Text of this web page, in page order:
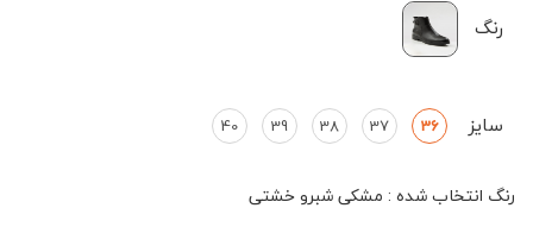
رنگ
سایز 36
37
38
39
40
رنگ انتخاب شده : مشکی شبرو خشتی